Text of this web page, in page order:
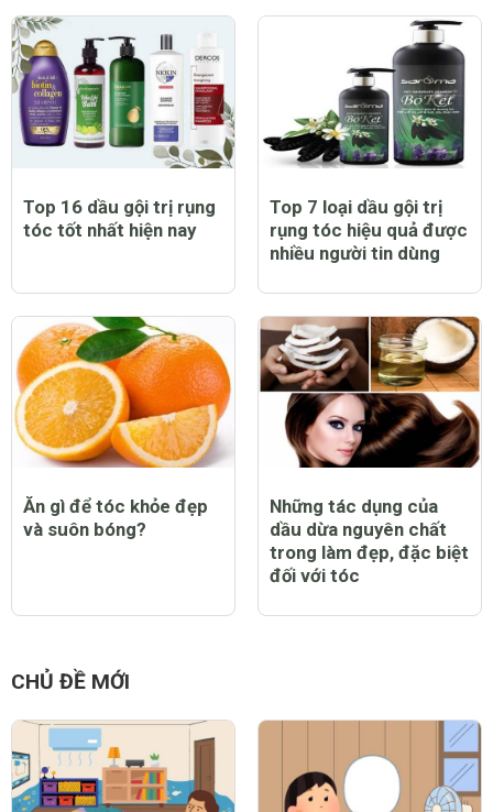
Top 16 dầu gội trị rụng
tóc tốt nhất hiện nay
Top 7 loại dầu gội trị
rụng tóc hiệu quả được
nhiều người tin dùng
Ăn gì để tóc khỏe đẹp
và suôn bóng?
Những tác dụng của
dầu dừa nguyên chất
trong làm đẹp, đặc biệt
đối với tóc
CHỦ ĐỀ MỚI